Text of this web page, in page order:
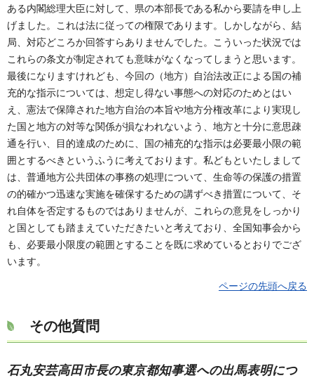
ある内閣総理大臣に対して、県の本部長である私から要請を申し上
げました。これは法に従っての権限であります。しかしながら、結
局、対応どころか回答すらありませんでした。こういった状況では
これらの条文が制定されても意味がなくなってしまうと思います。
最後になりますけれども、今回の（地方）自治法改正による国の補
充的な指示については、想定し得ない事態への対応のためとはい
え、憲法で保障された地方自治の本旨や地方分権改革により実現し
た国と地方の対等な関係が損なわれないよう、地方と十分に意思疎
通を行い、目的達成のために、国の補充的な指示は必要最小限の範
囲とするべきというふうに考えております。私どもといたしまして
は、普通地方公共団体の事務の処理について、生命等の保護の措置
の的確かつ迅速な実施を確保するための講ずべき措置について、そ
れ自体を否定するものではありませんが、これらの意見をしっかり
と国としても踏まえていただきたいと考えており、全国知事会から
も、必要最小限度の範囲とすることを既に求めているとおりでござ
います。
ページの先頭へ戻る
その他質問
石丸安芸高田市長の東京都知事選への出馬表明につ